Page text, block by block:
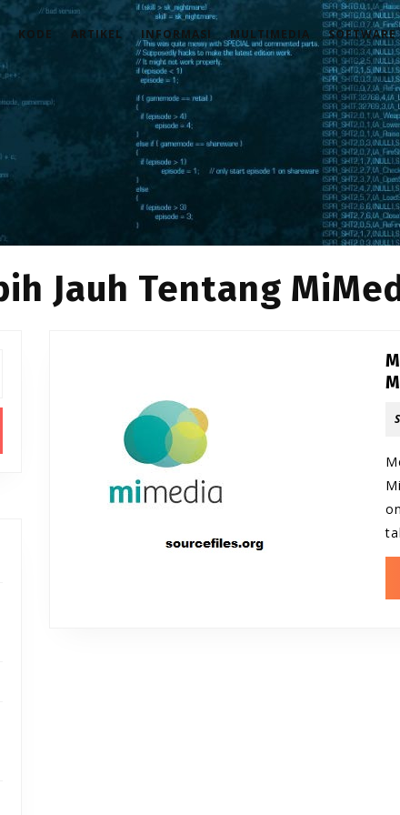
KODE ARTIKEL INFORMASI MULTIMEDIA SOFTWARE
Jauh Tentang